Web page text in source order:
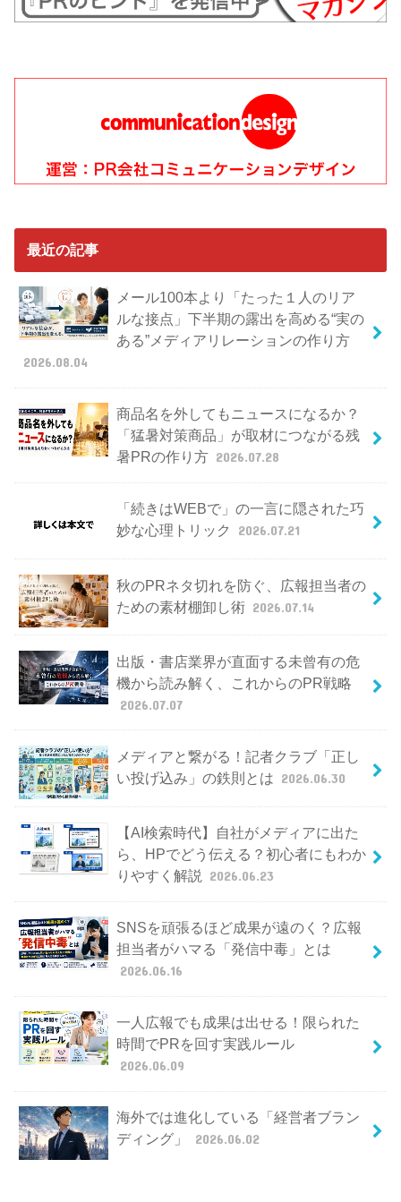
最近の記事
メール100本より「たった１人のリア
ルな接点」下半期の露出を高める“実の
ある”メディアリレーションの作り方
2026.08.04
商品名を外してもニュースになるか？
「猛暑対策商品」が取材につながる残
暑PRの作り方 2026.07.28
「続きはWEBで」の一言に隠された巧
妙な心理トリック
2026.07.21
秋のPRネタ切れを防ぐ、広報担当者の
ための素材棚卸し術 2026.07.14
出版・書店業界が直面する未曾有の危
機から読み解く、これからのPR戦略
2026.07.07
メディアと繋がる！記者クラブ「正し
い投げ込み」の鉄則とは 2026.06.30
【AI検索時代】自社がメディアに出た
ら、HPでどう伝える？初心者にもわか
りやすく解説
2026.06.23
SNSを頑張るほど成果が遠のく？広報
担当者がハマる「発信中毒」とは
2026.06.16
一人広報でも成果は出せる！限られた
時間でPRを回す実践ルール
2026.06.09
海外では進化している「経営者ブラン
ディング」
2026.06.02